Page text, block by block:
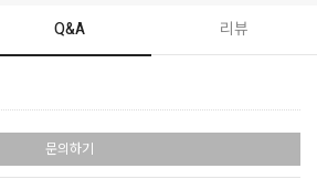
Q&A 리뷰
문의하기